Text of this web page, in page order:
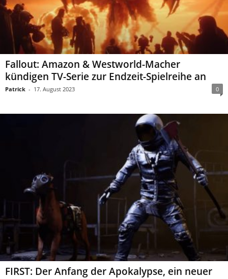
Fallout: Amazon & Westworld-Macher
kündigen TV-Serie zur Endzeit-Spielreihe an
Patrick - 17. August 2023 0
FIRST: Der Anfang der Apokalypse, ein neuer